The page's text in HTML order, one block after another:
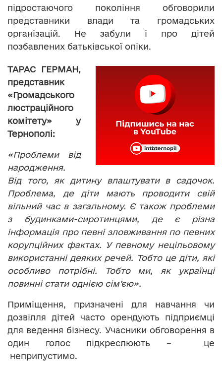
підростаючого покоління обговорили
представники влади та громадських
організацій. Не забули і про дітей
позбавлених батьківської опіки.
ТАРАС ГЕРМАН,
представник
«Громадського
люстраційного
комітету» у
Тернополі:
«Проблеми від
народження.
Від того, як дитину влаштувати в садочок.
Проблема, де діти мають проводити свій
вільний час в загальному. Є також проблеми
з будинками-сиротинцями, де є різна
інформація про певні зловживання по певних
корупційних фактах. У певному нецільовому
використанні деяких речей. Тобто це діти, які
особливо потрібні. Тобто ми, як українці
повинні стати однією сім’єю».
Приміщення, призначені для навчання чи
дозвілля дітей часто орендують підприємці
для ведення бізнесу. Учасники обговорення в
один голос підкреслюють – це
неприпустимо.